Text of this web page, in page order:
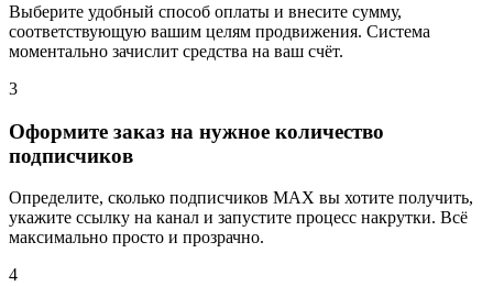
Выберите удобный способ оплаты и внесите сумму,
соответствующую вашим целям продвижения. Система
моментально зачислит средства на ваш счёт.
3
Оформите заказ на нужное количество
подписчиков
Определите, сколько подписчиков MAX вы хотите получить,
укажите ссылку на канал и запустите процесс накрутки. Всё
максимально просто и прозрачно.
4